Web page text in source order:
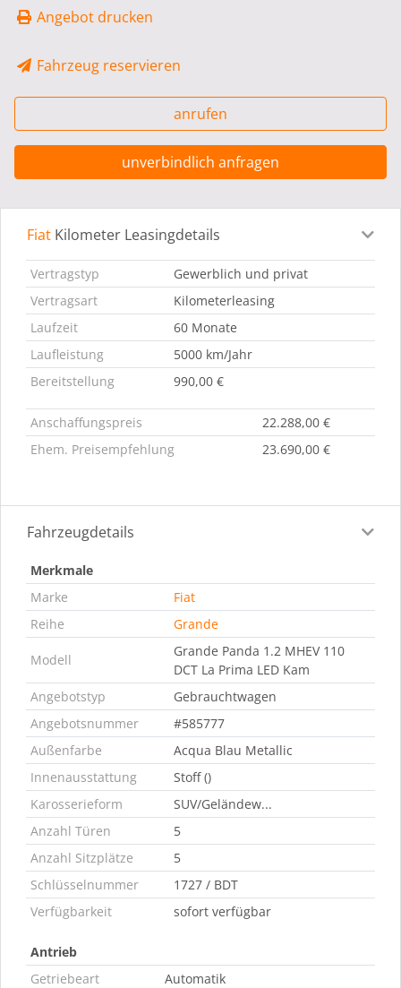
Angebot drucken
Fahrzeug reservieren
anrufen
unverbindlich anfragen
Leasingdetails Fahrzeugdetails
Fiat Kilometer Leasingdetails
Vertragstyp
Gewerblich und privat
Vertragsart
Kilometerleasing
Laufzeit
60 Monate
Laufleistung
5000 km/Jahr
Bereitstellung
990,00 €
Anschaffungspreis
22.288,00 €
Ehem. Preisempfehlung
23.690,00 €
Fahrzeugdetails
Merkmale
Marke
Fiat
Reihe
Grande
Modell
Grande Panda 1.2 MHEV 110
DCT La Prima LED Kam
Angebotstyp
Gebrauchtwagen
Angebotsnummer
#585777
Außenfarbe
Acqua Blau Metallic
Innenausstattung
Stoff ()
Karosserieform
SUV/Geländew...
Anzahl Türen
5
Anzahl Sitzplätze
5
Schlüsselnummer
1727 / BDT
Verfügbarkeit
sofort verfügbar
Antrieb
Getriebeart
Automatik